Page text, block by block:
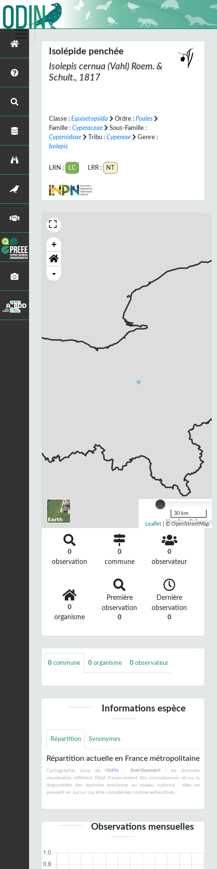
Isolépide penchée
Isolepis cernua (Vahl) Roem. &
Schult., 1817
Classe : Equisetopsida Ordre : Poales
Famille : Cyperaceae
Sous-Famille :
Cyperoideae
Tribu : Cypereae
Genre :
Isolepis
LRN : LC LRR : NT
+
-
Nombre
30 km
Leaflet | © OpenStreetMap
0
observation
0
commune
0
observateur
0
organisme
Première
observation
0
Dernière
observation
0
0 commune 0 organisme 0 observateur
Informations espèce
Répartition Synonymes
Répartition actuelle en France métropolitaine
Cartographie issue de l' INPN - Avertissement : les données
visualisables reflètent l'état d'avancement des connaissances et/ou la
disponibilité des données existantes au niveau national : elles ne
peuvent en aucun cas être considérées comme exhaustives.
Observations mensuelles